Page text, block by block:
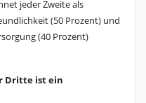
jeder Zweite als
(50 Prozent) und
(40 Prozent)
Dritte ist ein